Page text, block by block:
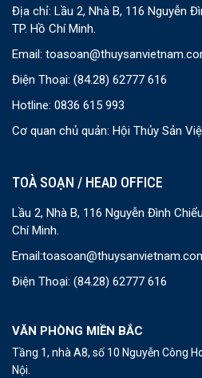
Địa chỉ: Lầu 2, Nhà B, 116 Nguyễn
TP. Hồ Chí Minh.
Email:
Điện Thoại: (84.28) 62777 616
Hotline: 0836 615 993
Cơ quan chủ quản: Hội Thủy Sản
TOÀ SOẠN / HEAD OFFICE
Lầu 2, Nhà B, 116 Nguyễn Đình
Chí Minh.
Email:
Điện Thoại: (84.28) 62777 616
VĂN PHÒNG MIỀN BẮC
Tầng 1, nhà A8, số 10 Nguyễn Công
Nội.